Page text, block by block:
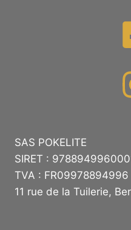
SAS POKELITE
SIRET :
TVA : FR09978894996
11 rue de la Tuilerie,